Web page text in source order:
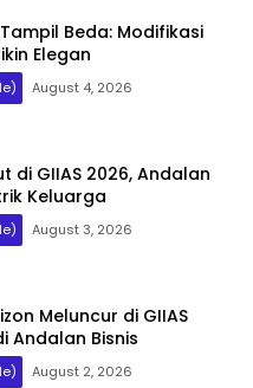
Beda: Modifikasi
Elegan
August 4, 2026
di GIIAS 2026, Andalan
Keluarga
August 3, 2026
Meluncur di GIIAS
Andalan Bisnis
August 2, 2026